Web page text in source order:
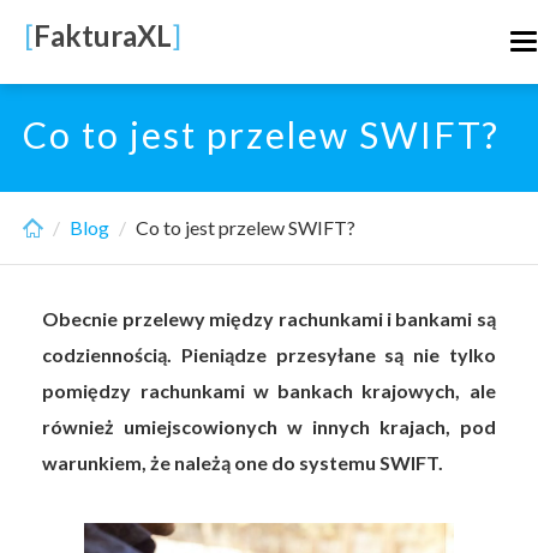
main
content
[FakturaXL]
Co to jest przelew SWIFT?
Blog Co to jest przelew SWIFT?
Obecnie przelewy między rachunkami i bankami są
codziennością. Pieniądze przesyłane są nie tylko
pomiędzy rachunkami w bankach krajowych, ale
również umiejscowionych w innych krajach, pod
warunkiem, że należą one do systemu SWIFT.